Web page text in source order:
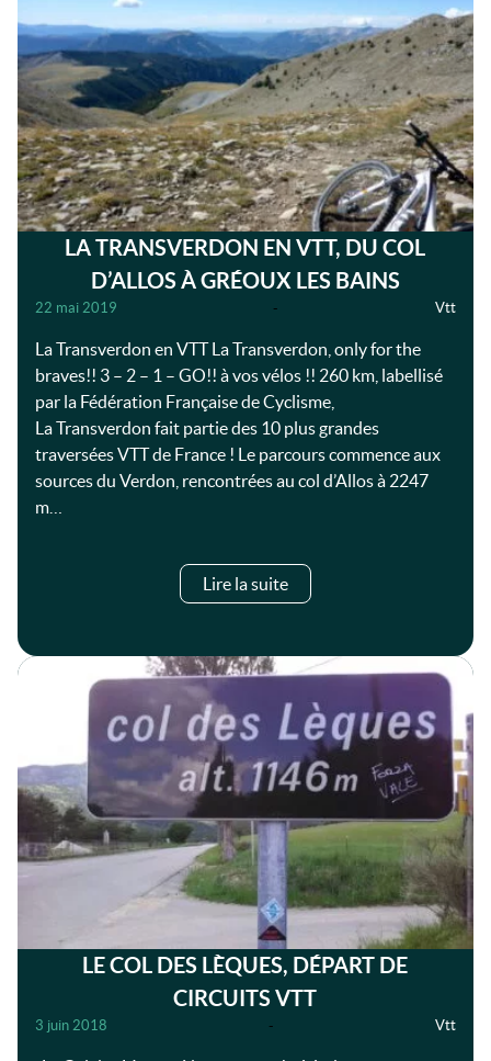
LA TRANSVERDON EN VTT, DU COL
D’ALLOS À GRÉOUX LES BAINS
22 mai 2019 - Vtt
La Transverdon en VTT La Transverdon, only for the
braves!! 3 – 2 – 1 – GO!! à vos vélos !! 260 km, labellisé
par la Fédération Française de Cyclisme,
La Transverdon fait partie des 10 plus grandes
traversées VTT de France ! Le parcours commence aux
sources du Verdon, rencontrées au col d’Allos à 2247
m…
Lire la suite
LE COL DES LÈQUES, DÉPART DE
CIRCUITS VTT
3 juin 2018 - Vtt